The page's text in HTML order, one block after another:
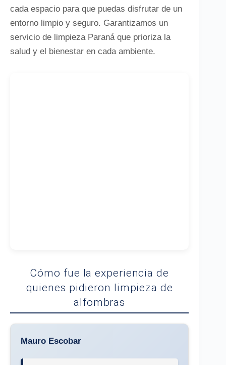
cada espacio para que puedas disfrutar de un
entorno limpio y seguro. Garantizamos un
servicio de limpieza Paraná que prioriza la
salud y el bienestar en cada ambiente.
Cómo fue la experiencia de
quienes pidieron limpieza de
alfombras
Mauro Escobar